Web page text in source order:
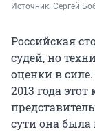
Источник: Сергей
Российская
судей, но
оценки в
2013 года
сути она была